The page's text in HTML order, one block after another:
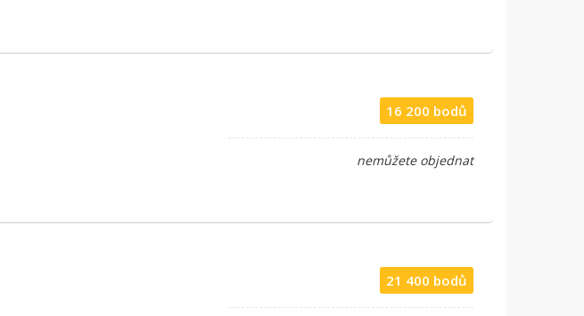
16 200 bodů
nemůžete objednat
21 400 bodů